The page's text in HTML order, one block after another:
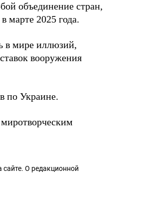
объединение стран,
марте 2025 года.
в мире иллюзий,
вооружения
по Украине.
сайте. О редакционной